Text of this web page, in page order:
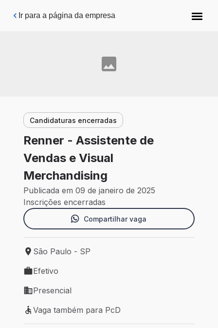
Pular para o conteúdo principal
Ir para a página da empresa
Candidaturas encerradas
Renner - Assistente de
Vendas e Visual
Merchandising
Publicada em 09 de janeiro de 2025
Inscrições encerradas
Compartilhar vaga
Local de trabalho: São Paulo - SP
São Paulo - SP
Tipo de vaga: Efetivo
Efetivo
Modelo de trabalho: Presencial
Presencial
Vaga também para PcD
Vaga também para PcD